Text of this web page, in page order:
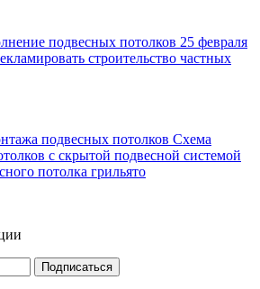
подвесных потолков 25 февраля
строительство частных
подвесных потолков Схема
с скрытой подвесной системой
потолка грильято
Подписаться